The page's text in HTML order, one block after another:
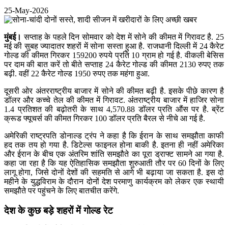
25-May-2026
मुंबई।सप्ताह के पहले दिन सोमवार को देश में सोने की कीमत में गिरावट है. 25
मई की सुबह ज्यादातर शहरों में सोना सस्ता हुआ है. राजधानी दिल्ली में 24 कैरेट
गोल्ड की कीमत गिरकर 159200 रुपये प्रति 10 ग्राम हो गई है. वीकली बेसिस
पर दाम की बात करें तो बीते सप्ताह 24 कैरेट गोल्ड की कीमत 2130 रुपए तक
बढ़ी. वहीं 22 कैरेट गोल्ड 1950 रुपए तक महंगा हुआ.
दूसरी ओर अंतरराष्ट्रीय बाजार में सोने की कीमत बढ़ी है. इसके पीछे कारण है
डॉलर और कच्चे तेल की कीमत में गिरावट. अंंतराष्ट्रीय बाजार में हाजिर सोना
1.4 प्रतिशत की बढ़ोतरी के साथ 4,570.88 डॉलर प्रति औंस पर है. ब्रेंट
क्रूड फ्यूचर्स की कीमत गिरकर 100 डॉलर प्रति बैरल से नीचे आ गई है.
अमेरिकी राष्ट्रपति डोनाल्ड ट्रंप ने कहा है कि ईरान के साथ समझौता काफी
हद तक तय हो गया है. डिटेल्स फाइनल होना बाकी है. इतना ही नहीं अमेरिका
और ईरान के बीच एक अंतरिम शांति समझौते का पूरा ड्राफ्ट सामने आ गया है.
कहा जा रहा है कि यह ऐतिहासिक समझौता शुरुआती तौर पर 60 दिनों के लिए
लागू होगा, जिसे दोनों देशों की सहमति से आगे भी बढ़ाया जा सकता है. इस दो
महीने के युद्धविराम के दौरान दोनों देश परमाणु कार्यक्रम को लेकर एक स्थायी
समझौते पर पहुंचने के लिए बातचीत करेंगे.
देश के कुछ बड़े शहरों में गोल्ड रेट